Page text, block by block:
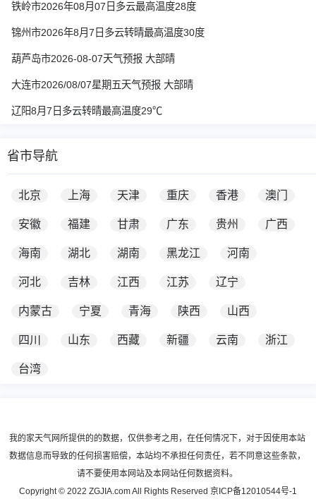
铁岭市2026年08月07日多云最高温度28度
锦州市2026年8月7日多云转晴最高温度30度
葫芦岛市2026-08-07天气预报 大部晴
大连市2026/08/07星期五天气预报 大部晴
辽阳8月7日多云转晴最高温度29℃
省市导航
北京 上海 天津 重庆 香港 澳门
安徽 福建 甘肃 广东 贵州 广西
海南 湖北 湖南 黑龙江 河南
河北 吉林 江西 江苏 辽宁
内蒙古 宁夏 青海 陕西 山西
四川 山东 西藏 新疆 云南 浙江
台湾
我的家天气网所提供的的数据，仅供参考之用，在任何情况下，对于因使用本站
数据信息而导致的任何损害赔偿，本站均不承担任何责任，若不同意这些条款，
请不要使用本网站及本网站任何数据资料。
Copyright © 2022 ZGJIA.com All Rights Reserved 京ICP备12010544号-1